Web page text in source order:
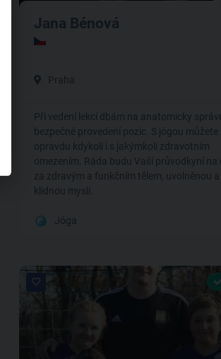
Jana Bénová
Praha
Při vedení lekcí dbám na anatomicky
bezpečné provedení pozic. S jógou můžete
opravdu kdykoli i s jakýmkoli zdravotním
omezením. Ráda budu Vaší průvodkyní na
za zdravým a funkčním tělem, uvolněnou a
klidnou myslí.
Jóga